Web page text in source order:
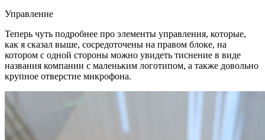
Управление
Теперь чуть подробнее про элементы управления, которые,
как я сказал выше, сосредоточены на правом блоке, на
котором с одной стороны можно увидеть тиснение в виде
названия компании с маленьким логотипом, а также довольно
крупное отверстие микрофона.